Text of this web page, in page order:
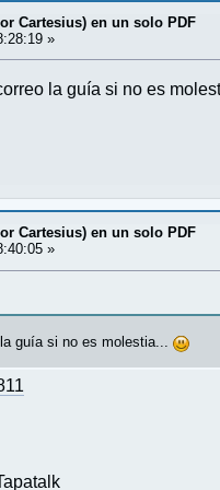
Cartesius) en un solo PDF
»
la guía si no es
Cartesius) en un solo PDF
»
guía si no es molestia...